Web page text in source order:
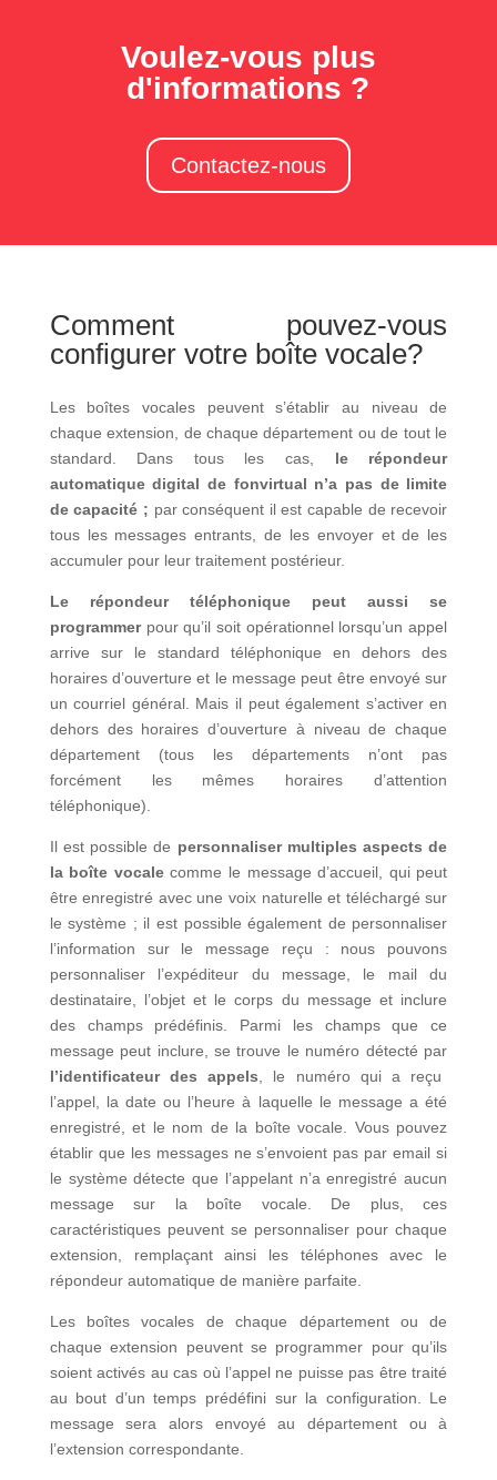
Voulez-vous plus
d'informations ?
Contactez-nous
Comment pouvez-vous
configurer votre boîte vocale?
Les boîtes vocales peuvent s’établir au niveau de
chaque extension, de chaque département ou de tout le
standard. Dans tous les cas,
le répondeur
automatique digital de fonvirtual n’a pas de limite
de capacité ; par conséquent il est capable de recevoir
tous les messages entrants, de les envoyer et de les
accumuler pour leur traitement postérieur.
Le répondeur téléphonique peut aussi se
programmer pour qu’il soit opérationnel lorsqu’un appel
arrive sur le standard téléphonique en dehors des
horaires d’ouverture et le message peut être envoyé sur
un courriel général. Mais il peut également s’activer en
dehors des horaires d’ouverture à niveau de chaque
département (tous les départements n’ont pas
forcément les mêmes horaires d’attention
téléphonique).
Il est possible de personnaliser multiples aspects de
la boîte vocalecomme le message d’accueil, qui peut
être enregistré avec une voix naturelle et téléchargé sur
le système ; il est possible également de personnaliser
l’information sur le message reçu : nous pouvons
personnaliser l’expéditeur du message, le mail du
destinataire, l’objet et le corps du message et inclure
des champs prédéfinis. Parmi les champs que ce
message peut inclure, se trouve le numéro détecté par
l’identificateur des appels , le numéro qui a reçu
l’appel, la date ou l’heure à laquelle le message a été
enregistré, et le nom de la boîte vocale. Vous pouvez
établir que les messages ne s’envoient pas par email si
le système détecte que l’appelant n’a enregistré aucun
message sur la boîte vocale. De plus, ces
caractéristiques peuvent se personnaliser pour chaque
extension, remplaçant ainsi les téléphones avec le
répondeur automatique de manière parfaite.
Les boîtes vocales de chaque département ou de
chaque extension peuvent se programmer pour qu’ils
soient activés au cas où l’appel ne puisse pas être traité
au bout d’un temps prédéfini sur la configuration. Le
message sera alors envoyé au département ou à
l’extension correspondante.